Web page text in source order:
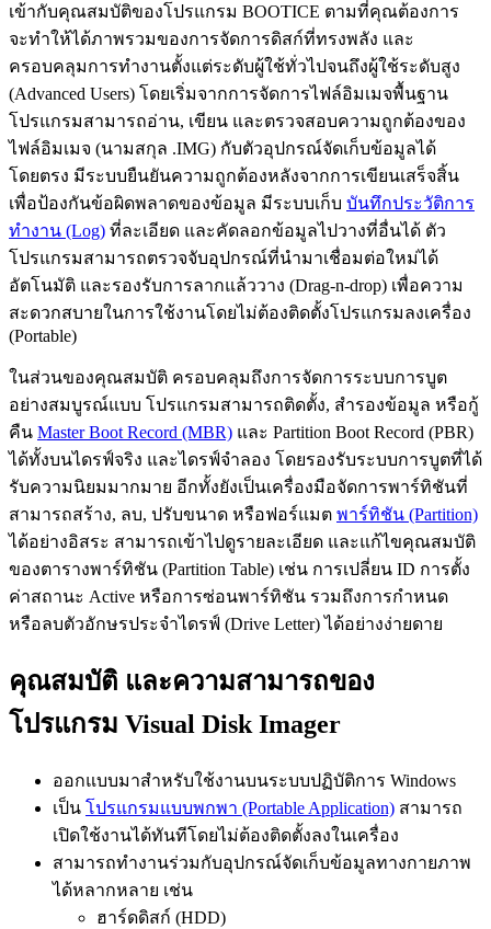
เข้ากับคุณสมบัติของโปรแกรม BOOTICE ตามที่คุณต้องการ
จะทำให้ได้ภาพรวมของการจัดการดิสก์ที่ทรงพลัง และ
ครอบคลุมการทำงานตั้งแต่ระดับผู้ใช้ทั่วไปจนถึงผู้ใช้ระดับสูง
(Advanced Users) โดยเริ่มจากการจัดการไฟล์อิมเมจพื้นฐาน
โปรแกรมสามารถอ่าน, เขียน และตรวจสอบความถูกต้องของ
ไฟล์อิมเมจ (นามสกุล .IMG) กับตัวอุปกรณ์จัดเก็บข้อมูลได้
โดยตรง มีระบบยืนยันความถูกต้องหลังจากการเขียนเสร็จสิ้น
เพื่อป้องกันข้อผิดพลาดของข้อมูล มีระบบเก็บ บันทึกประวัติการ
ทำงาน (Log) ที่ละเอียด และคัดลอกข้อมูลไปวางที่อื่นได้ ตัว
โปรแกรมสามารถตรวจจับอุปกรณ์ที่นำมาเชื่อมต่อใหม่ได้
อัตโนมัติ และรองรับการลากแล้ววาง (Drag-n-drop) เพื่อความ
สะดวกสบายในการใช้งานโดยไม่ต้องติดตั้งโปรแกรมลงเครื่อง
(Portable)
ในส่วนของคุณสมบัติ ครอบคลุมถึงการจัดการระบบการบูต
อย่างสมบูรณ์แบบ โปรแกรมสามารถติดตั้ง, สำรองข้อมูล หรือกู้
คืน Master Boot Record (MBR) และ Partition Boot Record (PBR)
ได้ทั้งบนไดรฟ์จริง และไดรฟ์จำลอง โดยรองรับระบบการบูตที่ได้
รับความนิยมมากมาย อีกทั้งยังเป็นเครื่องมือจัดการพาร์ทิชันที่
สามารถสร้าง, ลบ, ปรับขนาด หรือฟอร์แมต พาร์ทิชัน (Partition)
ได้อย่างอิสระ สามารถเข้าไปดูรายละเอียด และแก้ไขคุณสมบัติ
ของตารางพาร์ทิชัน (Partition Table) เช่น การเปลี่ยน ID การตั้ง
ค่าสถานะ Active หรือการซ่อนพาร์ทิชัน รวมถึงการกำหนด
หรือลบตัวอักษรประจำไดรฟ์ (Drive Letter) ได้อย่างง่ายดาย
คุณสมบัติ และความสามารถของ
โปรแกรม Visual Disk Imager
ออกแบบมาสำหรับใช้งานบนระบบปฏิบัติการ Windows
เป็น โปรแกรมแบบพกพา (Portable Application) สามารถ
เปิดใช้งานได้ทันทีโดยไม่ต้องติดตั้งลงในเครื่อง
สามารถทำงานร่วมกับอุปกรณ์จัดเก็บข้อมูลทางกายภาพ
ได้หลากหลาย เช่น
ฮาร์ดดิสก์ (HDD)